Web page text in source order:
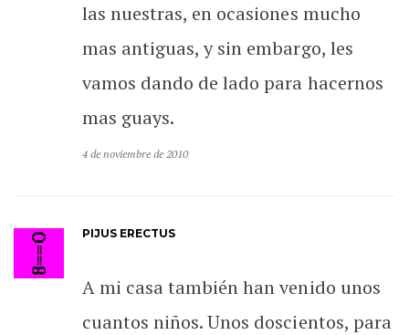
las nuestras, en ocasiones mucho
mas antiguas, y sin embargo, les
vamos dando de lado para hacernos
mas guays.
4 de noviembre de 2010
PIJUS ERECTUS
A mi casa también han venido unos
cuantos niños. Unos doscientos, para